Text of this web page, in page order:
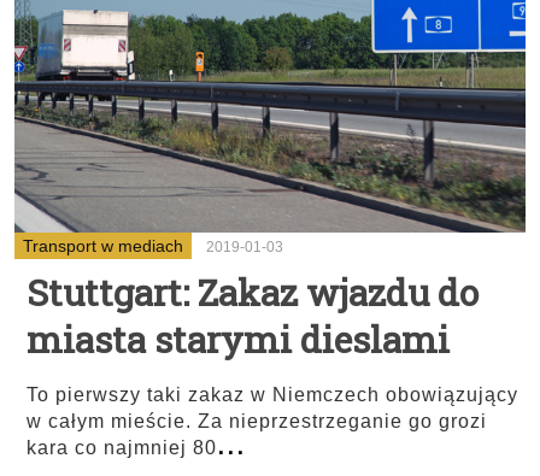
Transport w mediach 2019-01-03
Stuttgart: Zakaz wjazdu do
miasta starymi dieslami
To pierwszy taki zakaz w Niemczech obowiązujący
w całym mieście. Za nieprzestrzeganie go grozi
kara co najmniej 80...